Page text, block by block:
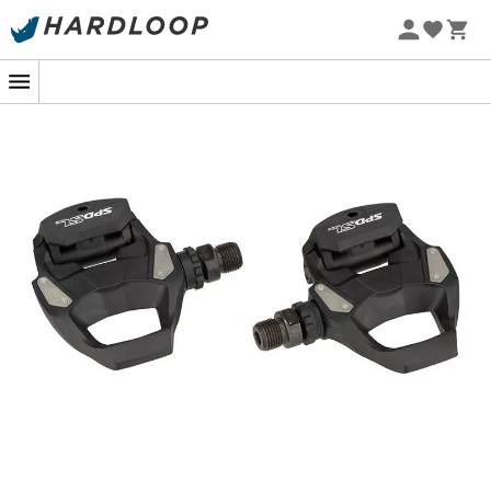
Promos d'été 🔥 -5 % EXTRA dès 2 produits* code Summer5